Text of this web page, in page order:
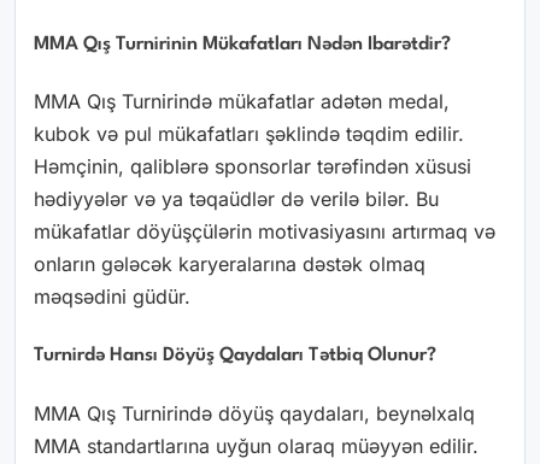
MMA Qış Turnirinin Mükafatları Nədən Ibarətdir?
MMA Qış Turnirində mükafatlar adətən medal,
kubok və pul mükafatları şəklində təqdim edilir.
Həmçinin, qaliblərə sponsorlar tərəfindən xüsusi
hədiyyələr və ya təqaüdlər də verilə bilər. Bu
mükafatlar döyüşçülərin motivasiyasını artırmaq və
onların gələcək karyeralarına dəstək olmaq
məqsədini güdür.
Turnirdə Hansı Döyüş Qaydaları Tətbiq Olunur?
MMA Qış Turnirində döyüş qaydaları, beynəlxalq
MMA standartlarına uyğun olaraq müəyyən edilir.